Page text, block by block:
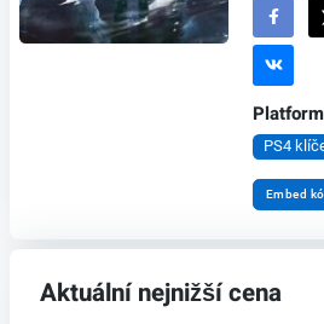
PS4
Embed
Aktuální nejnižší cena